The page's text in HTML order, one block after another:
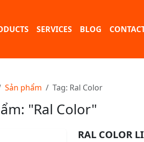
SERVICES BLOG
Sản phẩm Tag: Ral Color
"Ral Color"
RAL COLOR